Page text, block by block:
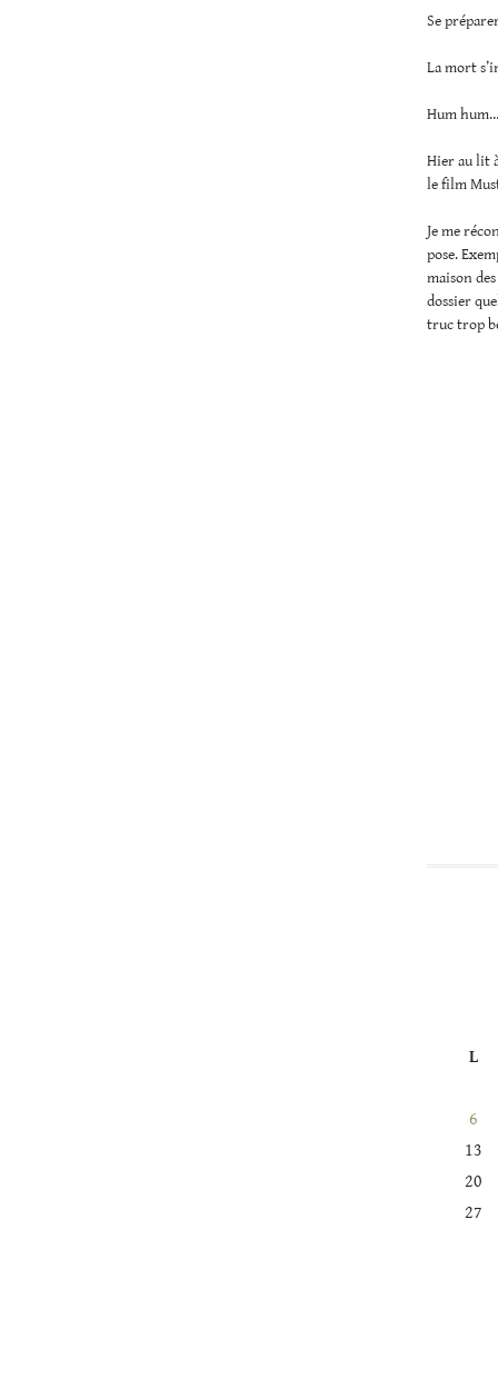
Se
La mort
Hum hum…
Hier au lit
le film
Je me
pose.
maison
dossier
truc trop
L
6
13
20
27